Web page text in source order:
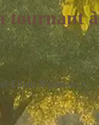
tournant à
Elliott N'guessan